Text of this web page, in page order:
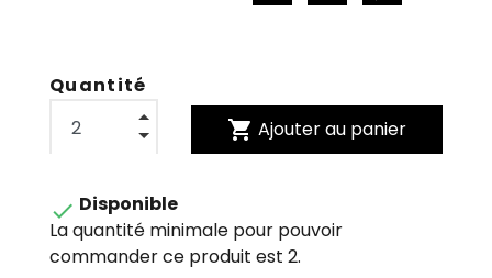
Quantité
shopping_cart Ajouter au panier
 Disponible
La quantité minimale pour pouvoir
commander ce produit est 2.